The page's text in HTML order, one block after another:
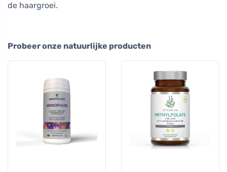
de haargroei.
Probeer onze natuurlijke producten